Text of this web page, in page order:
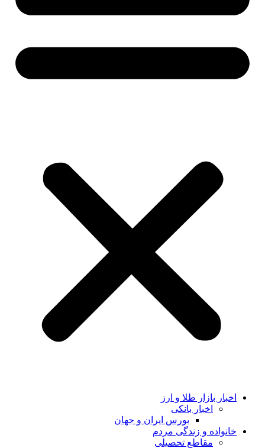
اخبار بازار طلا و ارز
اخبار بانکی
بورس ایران و جهان
خانواده و زندگی مردم
مقاطع تحصیلی